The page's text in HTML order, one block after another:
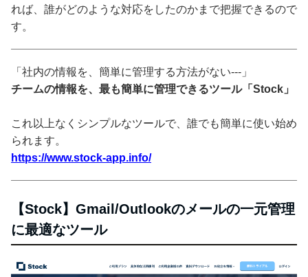
れば、誰がどのような対応をしたのかまで把握できるので
す。
「社内の情報を、簡単に管理する方法がない---」
チームの情報を、最も簡単に管理できるツール「Stock」
これ以上なくシンプルなツールで、誰でも簡単に使い始め
られます。
https://www.stock-app.info/
【Stock】Gmail/Outlookのメールの一元管理
に最適なツール